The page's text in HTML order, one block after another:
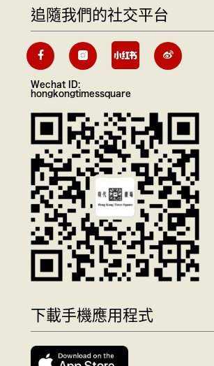
追隨我們的社交平台
Wechat ID:
hongkongtimessquare
下載手機應用程式